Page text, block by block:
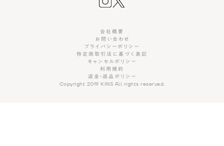
Copyright 2019 KINS All rights reserved.
会社概要
お問い合わせ
プライバシーポリシー
特定商取引法に基づく表記
キャンセルポリシー
利用規約
返金・返品ポリシー